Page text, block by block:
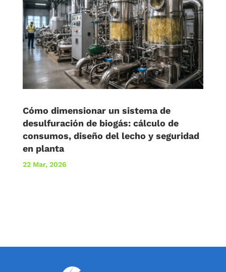
Cómo dimensionar un sistema de
desulfuración de biogás: cálculo de
consumos, diseño del lecho y seguridad
en planta
22 Mar, 2026